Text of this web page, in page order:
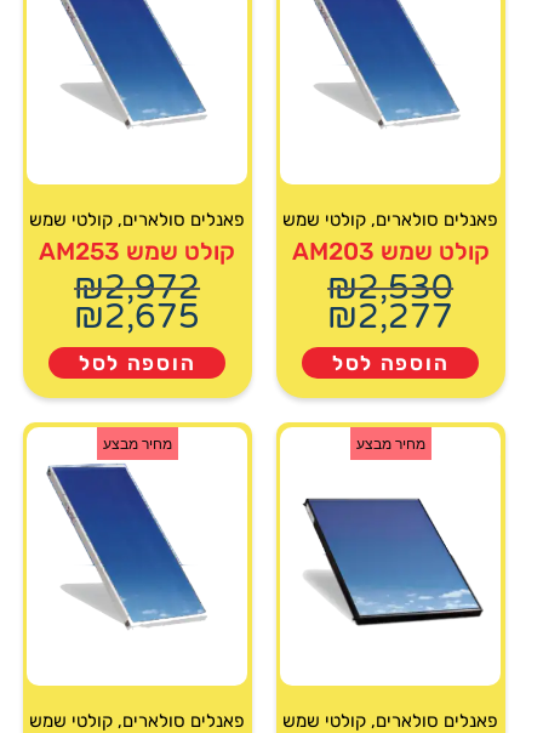
פאנלים סולארים, קולטי שמש
קולט שמש AM203
₪2,530
₪2,277
הוספה לסל
פאנלים סולארים, קולטי שמש
קולט שמש AM253
₪2,972
₪2,675
הוספה לסל
מחיר מבצע
פאנלים סולארים, קולטי שמש
מחיר מבצע
פאנלים סולארים, קולטי שמש